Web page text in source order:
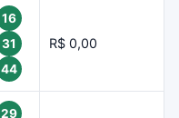
16
31
44
R$ 0,00
29